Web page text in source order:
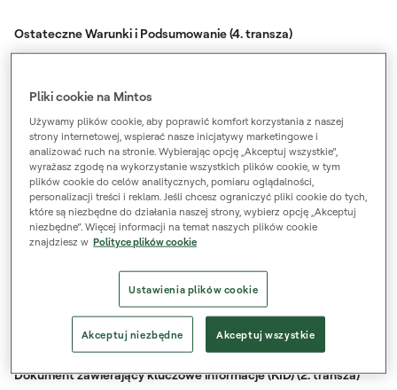
Ostateczne Warunki i Podsumowanie (4. transza)
Pobierz
Dokument zawierający kluczowe informacje (KID) (4. transza)
Pobierz
Ostateczne Warunki i Podsumowanie (3. transza)
Pobierz
Dokument zawierający kluczowe informacje (KID) (3. transza)
Ostateczne Warunki i Podsumowanie (2. transza)
Dokument zawierający kluczowe informacje (KID) (2. transza)
Pliki cookie na Mintos
Używamy plików cookie, aby poprawić komfort korzystania z naszej
strony internetowej, wspierać nasze inicjatywy marketingowe i
analizować ruch na stronie. Wybierając opcję „Akceptuj wszystkie”,
wyrażasz zgodę na wykorzystanie wszystkich plików cookie, w tym
plików cookie do celów analitycznych, pomiaru oglądalności,
personalizacji treści i reklam. Jeśli chcesz ograniczyć pliki cookie do tych,
które są niezbędne do działania naszej strony, wybierz opcję „Akceptuj
niezbędne”. Więcej informacji na temat naszych plików cookie
znajdziesz w Polityce plików cookie
Ustawienia plików cookie
Akceptuj niezbędne Akceptuj wszystkie